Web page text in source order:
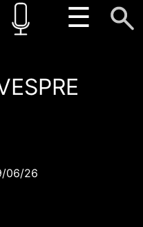
☰
06/26